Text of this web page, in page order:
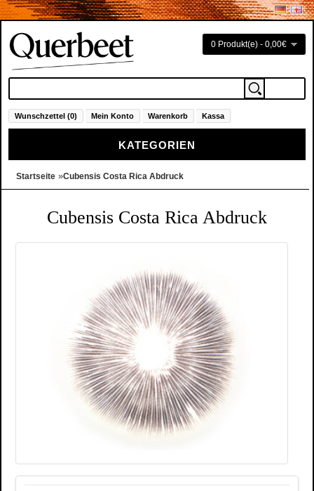
0 Produkt(e) - 0,00€
Wunschzettel (0) Mein Konto Warenkorb Kassa
KATEGORIEN
Startseite »Cubensis Costa Rica Abdruck
Cubensis Costa Rica Abdruck